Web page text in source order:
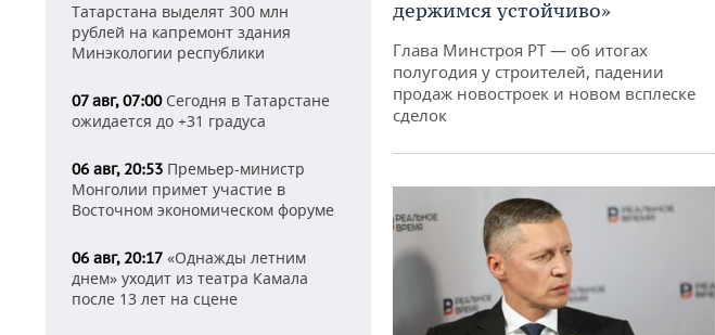
Татарстана выделят 300 млн
рублей на капремонт здания
Минэкологии республики
07 авг, 07:00Сегодня в Татарстане
ожидается до +31 градуса
06 авг, 20:53 Премьер-министр
Монголии примет участие в
Восточном экономическом форуме
06 авг, 20:17 «Однажды летним
днем» уходит из театра Камала
после 13 лет на сцене
держимся устойчиво»
Глава Минстроя РТ — об итогах
полугодия у строителей, падении
продаж новостроек и новом всплеске
сделок